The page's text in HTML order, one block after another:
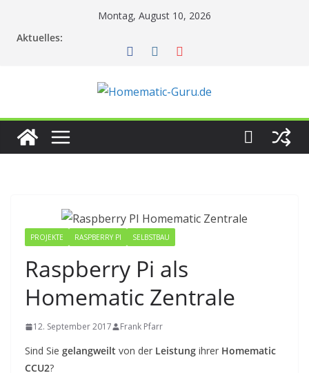
Montag, August 10, 2026
Aktuelles:
PROJEKTE RASPBERRY PI SELBSTBAU
Raspberry Pi als
Homematic Zentrale
12. September 2017 Frank Pfarr
Sind Sie gelangweilt von der Leistung ihrer Homematic
CCU2?